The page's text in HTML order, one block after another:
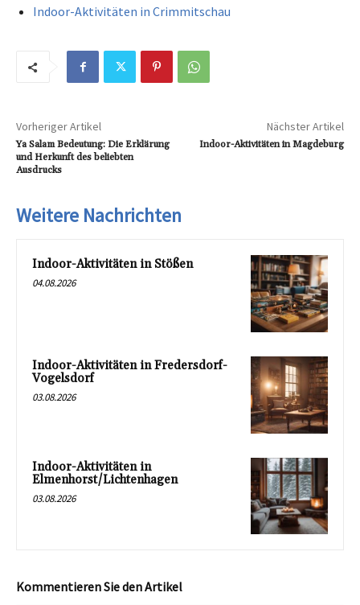
Indoor-Aktivitäten in Crimmitschau
Vorheriger Artikel
Ya Salam Bedeutung: Die Erklärung
und Herkunft des beliebten
Ausdrucks
Nächster Artikel
Indoor-Aktivitäten in Magdeburg
Weitere Nachrichten
Indoor-Aktivitäten in Stößen
04.08.2026
Indoor-Aktivitäten in Fredersdorf-
Vogelsdorf
03.08.2026
Indoor-Aktivitäten in
Elmenhorst/Lichtenhagen
03.08.2026
Kommentieren Sie den Artikel